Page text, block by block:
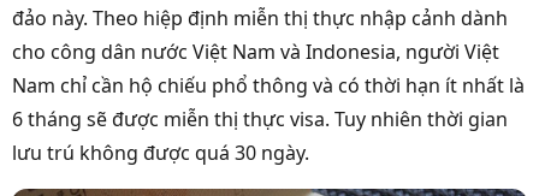
đảo này. Theo hiệp định miễn thị thực nhập cảnh dành
cho công dân nước Việt Nam và Indonesia, người Việt
Nam chỉ cần hộ chiếu phổ thông và có thời hạn ít nhất là
6 tháng sẽ được miễn thị thực visa. Tuy nhiên thời gian
lưu trú không được quá 30 ngày.